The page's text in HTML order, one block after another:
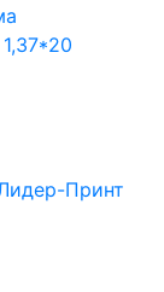
Принт